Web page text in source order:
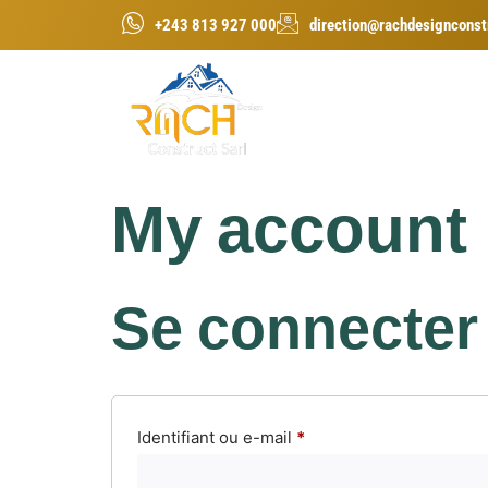
+243 813 927 000
My account
Se connecter
Identifiant ou e-mail *